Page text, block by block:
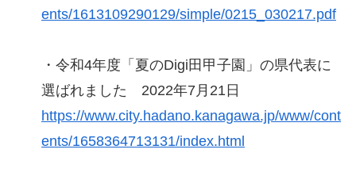
ents/1613109290129/simple/0215_030217.pdf
・令和4年度「夏のDigi田甲子園」の県代表に
選ばれました 2022年7月21日
https://www.city.hadano.kanagawa.jp/www/cont
ents/1658364713131/index.html